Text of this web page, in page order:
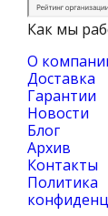
Как мы
О
Доставка
Гарантии
Новости
Блог
Архив
Контакты
Политика